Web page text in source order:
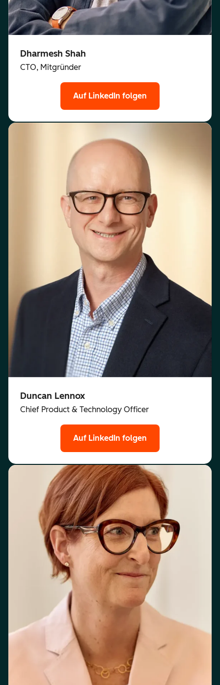
Dharmesh Shah
CTO, Mitgründer
Auf LinkedIn folgen
Duncan Lennox
Chief Product & Technology Officer
Auf LinkedIn folgen